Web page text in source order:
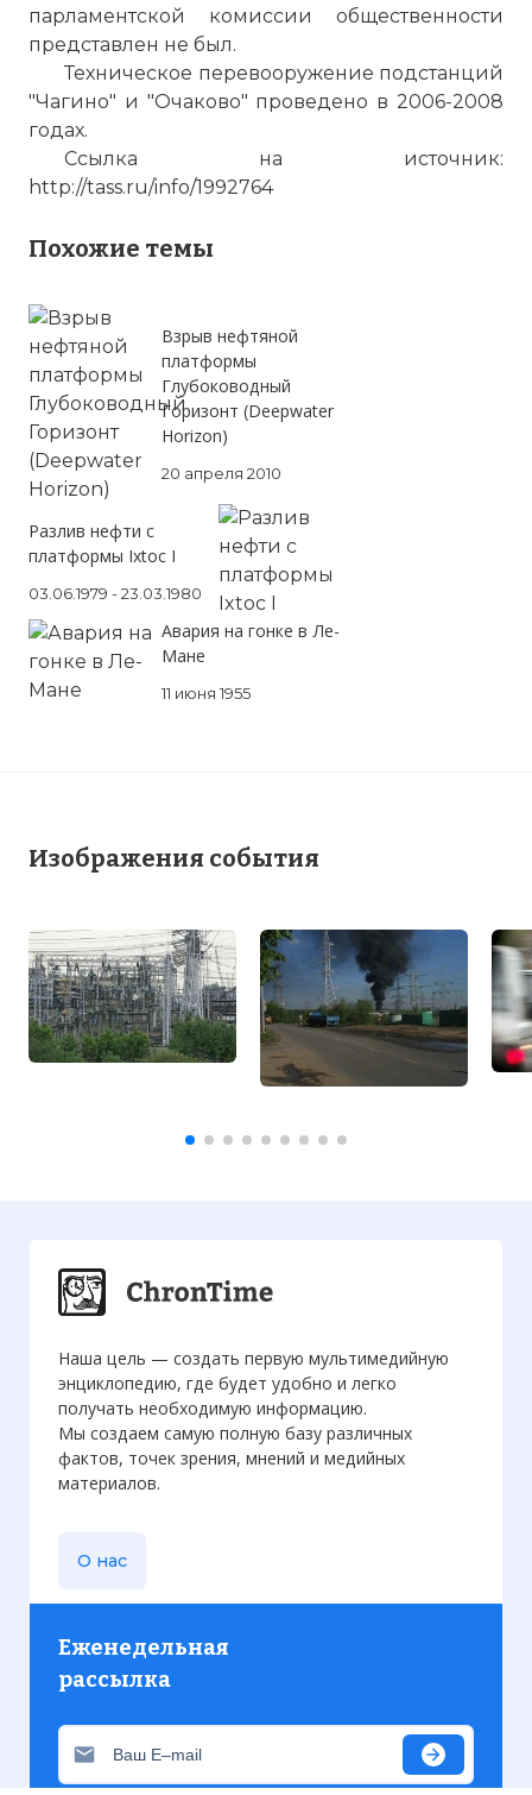
парламентской комиссии общественности
представлен не был.
Техническое перевооружение подстанций
"Чагино" и "Очаково" проведено в 2006-2008
годах.
Ссылка на источник:
http://tass.ru/info/1992764
Похожие темы
Взрыв нефтяной
платформы
Глубоководный
Горизонт (Deepwater
Horizon)
20 апреля 2010
Разлив нефти с
платформы Ixtoc I
03.06.1979 - 23.03.1980
Авария на гонке в Ле-
Мане
11 июня 1955
Изображения события
Наша цель — создать первую мультимедийную
энциклопедию, где будет удобно и легко
получать необходимую информацию.
Мы создаем самую полную базу различных
фактов, точек зрения, мнений и медийных
материалов.
О нас
Еженедельная
рассылка